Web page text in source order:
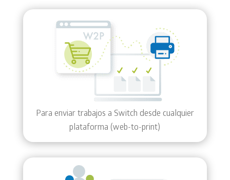
Para enviar trabajos a Switch desde cualquier
plataforma (web-to-print)